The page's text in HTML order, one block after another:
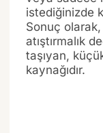
istediğinizde
Sonuç
atıştırmalık
taşıyan,
kaynağıdır.